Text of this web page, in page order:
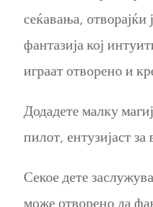
сеќавања, отворајќи
фантазија кој
играат отворено и
Додадете малку
пилот, ентузијаст
Секое дете
може отворено да